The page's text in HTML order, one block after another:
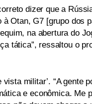
dizer que a
à Otan, G7 [grupo dos
na abertura do
tática”, ressaltou o
militar’. “A gente
e econômica. Me